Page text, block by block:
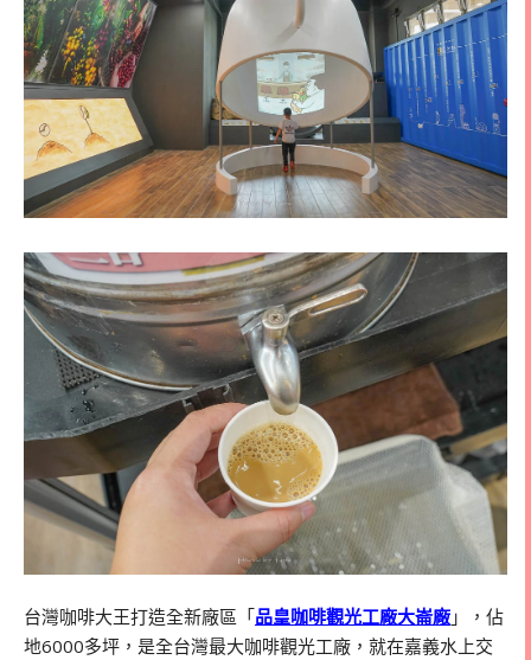
台灣咖啡大王打造全新廠區「品皇咖啡觀光工廠大崙廠 」，佔
地6000多坪，是全台灣最大咖啡觀光工廠，就在嘉義水上交